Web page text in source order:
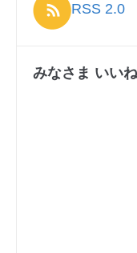
RSS 2.0
みなさま いい